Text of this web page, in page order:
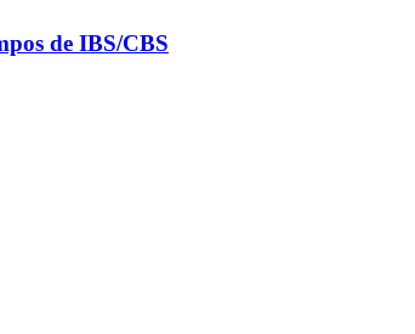
de IBS/CBS